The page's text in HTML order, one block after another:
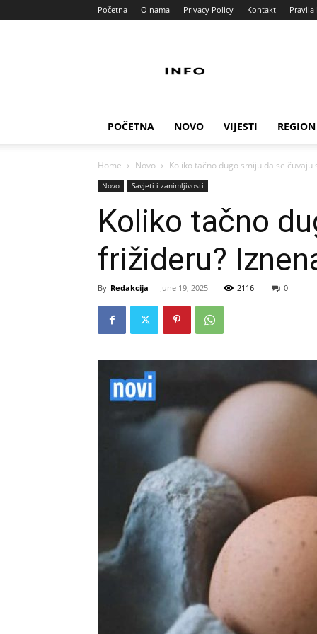
Početna O nama Privacy Policy Kontakt
POČETNA NOVO VIJESTI REGION
Home Novo Koliko tačno dugo smiju da se
Novo Savjeti i zanimljivosti
Koliko tačno
frižideru?
By Redakcija - June 19, 2025 2116 0